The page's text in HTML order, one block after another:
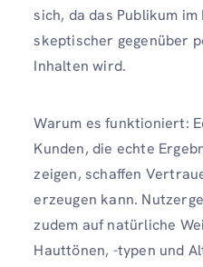
sich, da das Publikum
skeptischer gegenüber
Inhalten wird.
Warum es funktioniert:
Kunden, die echte
zeigen, schaffen
erzeugen kann.
zudem auf natürliche
Hauttönen, -typen und